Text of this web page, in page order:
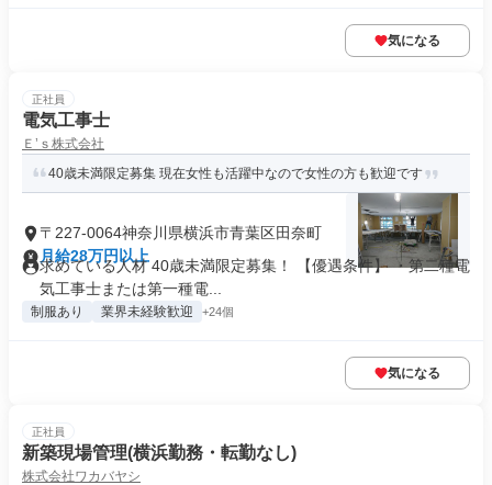
気になる
正社員
電気工事士
Ｅ’ｓ株式会社
40歳未満限定募集 現在女性も活躍中なので女性の方も歓迎です
〒227-0064神奈川県横浜市青葉区田奈町
月給28万円以上
求めている人材 40歳未満限定募集！ 【優遇条件】 ・第二種電
気工事士または第一種電...
制服あり 業界未経験歓迎 +24個
気になる
正社員
新築現場管理(横浜勤務・転勤なし)
株式会社ワカバヤシ